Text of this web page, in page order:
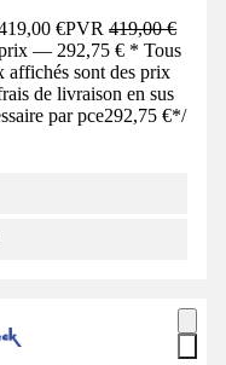
€PVR419,00 €
— 292,75 € * Tous
affichés sont des prix
de livraison en sus
par pce292,75 €*/